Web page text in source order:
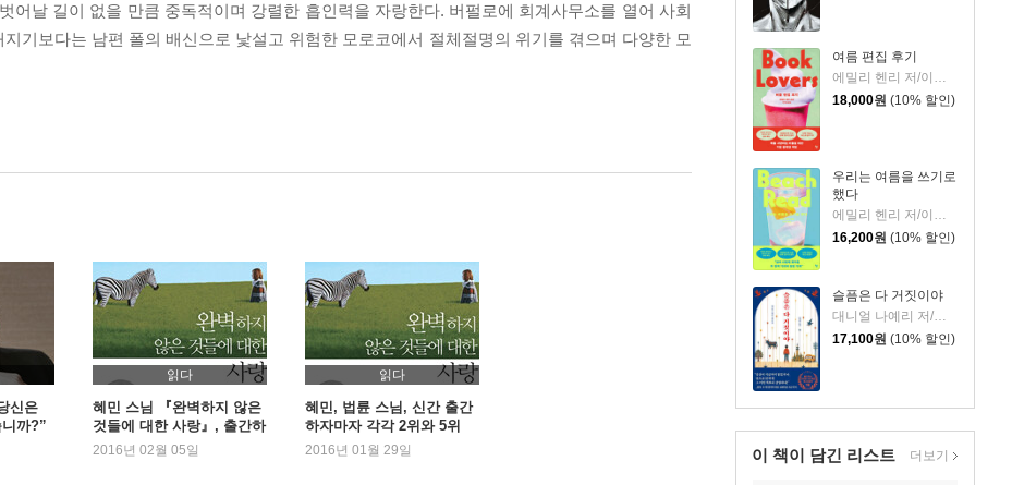
여름 편집 후기
에밀리 헨리 저/이미정 역
18,000원 (10% 할인)
우리는 여름을 쓰기로
했다
에밀리 헨리 저/이미정 역
16,200원 (10% 할인)
슬픔은 다 거짓이야
대니얼 나예리 저/김래경 역
17,100원 (10% 할인)
이 책이 담긴 리스트 더보기
어날 길이 없을 만큼 중독적이며 강렬한 흡인력을 자랑한다. 버펄로에 회계사무소를 열어 사회
기보다는 남편 폴의 배신으로 낯설고 위험한 모로코에서 절체절명의 위기를 겪으며 다양한 모
신은
까?”
읽다
혜민 스님 『완벽하지 않은
것들에 대한 사랑』, 출간하
자마자 1위
2016년 02월 05일
읽다
혜민, 법륜 스님, 신간 출간
하자마자 각각 2위와 5위
2016년 01월 29일